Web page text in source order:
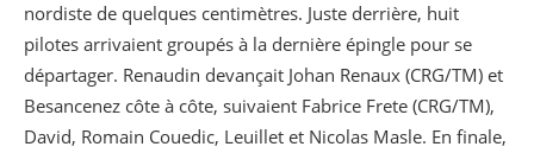
nordiste de quelques centimètres. Juste derrière, huit
pilotes arrivaient groupés à la dernière épingle pour se
départager. Renaudin devançait Johan Renaux (CRG/TM) et
Besancenez côte à côte, suivaient Fabrice Frete (CRG/TM),
David, Romain Couedic, Leuillet et Nicolas Masle. En finale,